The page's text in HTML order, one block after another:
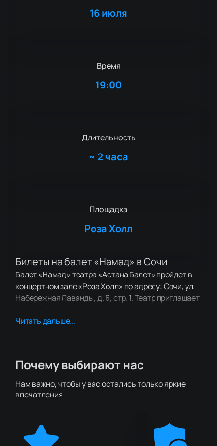
16 июля
Время
19:00
Длительность
~ 2 часа
Площадка
Роза Холл
Билеты на балет «Намад» в Сочи
Балет «Намад» театра «Астана Балет» пройдет в
концертном зале «Роза Холл» по адресу: Сочи, ул.
Набережная Лаванды, д. 6, стр. 1. Театр приглашает
сочетаются национальные традиции и
Купить билеты на балет «Намад» можно онлайн.
Сюжет
передают через танец. Постановку создал
известный хореограф, она отражает мотивы
Читать дальше...
Почему выбирают нас
Нам важно, чтобы у вас остались только яркие
впечатления